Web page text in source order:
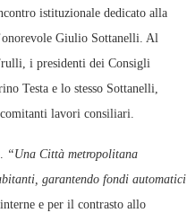
istituzionale dedicato alla
Giulio Sottanelli. Al
i presidenti dei Consigli
Testa e lo stesso Sottanelli,
lavori consiliari.
“Una Città metropolitana
garantendo fondi automatici
e per il contrasto allo